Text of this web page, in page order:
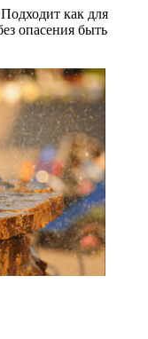
как для
опасения быть